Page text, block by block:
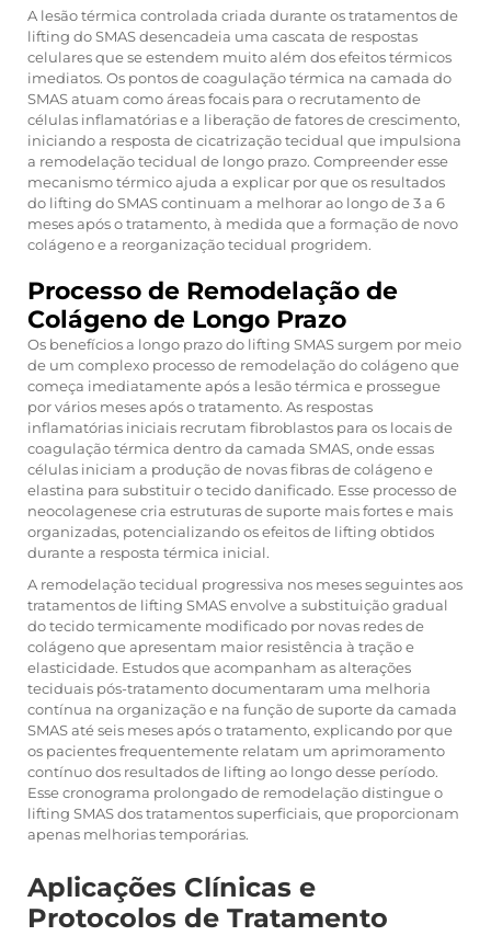
A lesão térmica controlada criada durante os tratamentos de
lifting do SMAS desencadeia uma cascata de respostas
celulares que se estendem muito além dos efeitos térmicos
imediatos. Os pontos de coagulação térmica na camada do
SMAS atuam como áreas focais para o recrutamento de
células inflamatórias e a liberação de fatores de crescimento,
iniciando a resposta de cicatrização tecidual que impulsiona
a remodelação tecidual de longo prazo. Compreender esse
mecanismo térmico ajuda a explicar por que os resultados
do lifting do SMAS continuam a melhorar ao longo de 3 a 6
meses após o tratamento, à medida que a formação de novo
colágeno e a reorganização tecidual progridem.
Processo de Remodelação de
Colágeno de Longo Prazo
Os benefícios a longo prazo do lifting SMAS surgem por meio
de um complexo processo de remodelação do colágeno que
começa imediatamente após a lesão térmica e prossegue
por vários meses após o tratamento. As respostas
inflamatórias iniciais recrutam fibroblastos para os locais de
coagulação térmica dentro da camada SMAS, onde essas
células iniciam a produção de novas fibras de colágeno e
elastina para substituir o tecido danificado. Esse processo de
neocolagenese cria estruturas de suporte mais fortes e mais
organizadas, potencializando os efeitos de lifting obtidos
durante a resposta térmica inicial.
A remodelação tecidual progressiva nos meses seguintes aos
tratamentos de lifting SMAS envolve a substituição gradual
do tecido termicamente modificado por novas redes de
colágeno que apresentam maior resistência à tração e
elasticidade. Estudos que acompanham as alterações
teciduais pós-tratamento documentaram uma melhoria
contínua na organização e na função de suporte da camada
SMAS até seis meses após o tratamento, explicando por que
os pacientes frequentemente relatam um aprimoramento
contínuo dos resultados de lifting ao longo desse período.
Esse cronograma prolongado de remodelação distingue o
lifting SMAS dos tratamentos superficiais, que proporcionam
apenas melhorias temporárias.
Aplicações Clínicas e
Protocolos de Tratamento